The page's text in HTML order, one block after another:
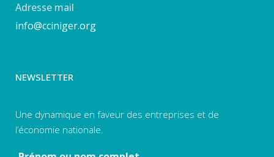
Adresse mail
info@cciniger.org
NEWSLETTER
Une dynamique en faveur des entreprises et de
l’économie nationale.